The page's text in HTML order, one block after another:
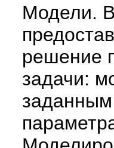
Модели.
решение
задачи: